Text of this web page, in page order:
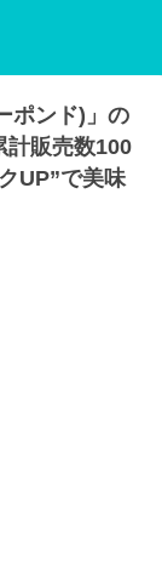
ポンド)」の
計販売数100
UP”で美味